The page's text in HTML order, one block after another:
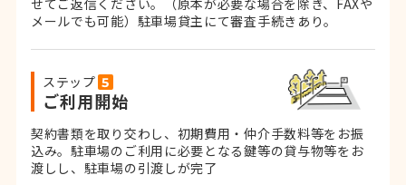
せてご返信ください。
（原本が必要な場合を除き、FAXや
メールでも可能） 駐車場貸主にて審査手続きあり。
ステップ
ご利用開始
契約書類を取り交わし、初期費用・仲介手数料等をお振
込み。駐車場のご利用に必要となる鍵等の貸与物等をお
渡しし、駐車場の引渡しが完了